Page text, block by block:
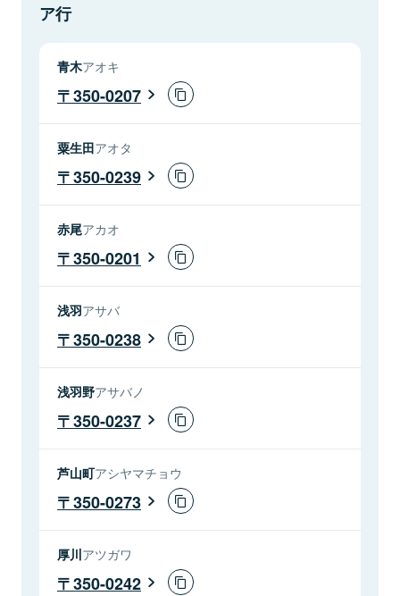
ア行
青木アオキ
350-0207
粟生田アオタ
350-0239
赤尾アカオ
350-0201
浅羽アサバ
350-0238
浅羽野アサバノ
350-0237
芦山町アシヤマチョウ
350-0273
厚川アツガワ
350-0242